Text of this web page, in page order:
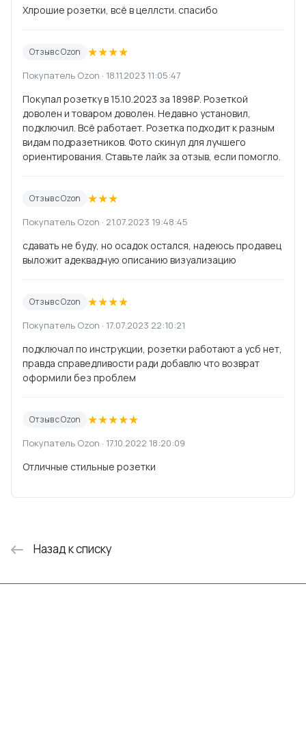
Хлрошие розетки, всё в целлсти. спасибо
Отзыв с Ozon ★★★★
Покупатель Ozon · 18.11.2023 11:05:47
Покупал розетку в 15.10.2023 за 1898₽. Розеткой
доволен и товаром доволен. Недавно установил,
подключил. Всё работает. Розетка подходит к разным
видам подразетников. Фото скинул для лучшего
ориентирования. Ставьте лайк за отзыв, если помогло.
Отзыв с Ozon ★★★
Покупатель Ozon · 21.07.2023 19:48:45
сдавать не буду, но осадок остался, надеюсь продавец
выложит адеквадную описанию визуализацию
Отзыв с Ozon ★★★★
Покупатель Ozon · 17.07.2023 22:10:21
подключал по инструкции, розетки работают а усб нет,
правда справедливости ради добавлю что возврат
оформили без проблем
Отзыв с Ozon ★★★★★
Покупатель Ozon · 17.10.2022 18:20:09
Отличные стильные розетки
Назад к списку